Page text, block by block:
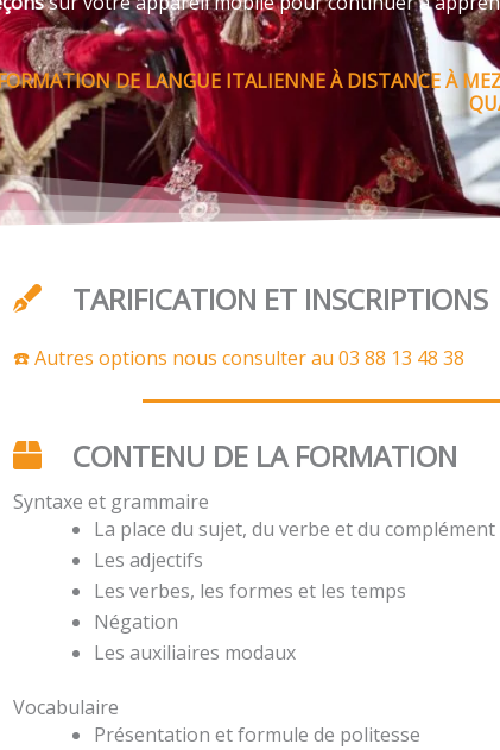
DE LANGUE ITALIENNE À DISTANCE À
TARIFICATION ET INSCRIPTIONS
☎️ Autres options nous consulter au 03 88 13 48 38
CONTENU DE LA FORMATION
Syntaxe et grammaire
La place du sujet, du verbe et du complément
Les adjectifs
Les verbes, les formes et les temps
Négation
Les auxiliaires modaux
Vocabulaire
Présentation et formule de politesse